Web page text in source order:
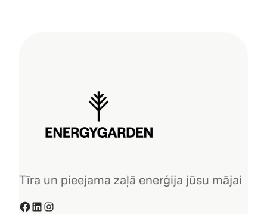
Tīra un pieejama zaļā enerģija jūsu mājai
Facebook LinkedIn Instagram